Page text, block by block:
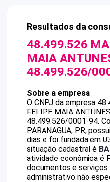
Resultados da
48.499.526
MAIA
48.499.526/
Sobre a empresa
O CNPJ da empresa
FELIPE MAIA
48.499.526/0001-94.
PARANAGUA, PR,
dias e foi fundada em
situação cadastral é
atividade econômica é
documentos e serviços
administrativo não